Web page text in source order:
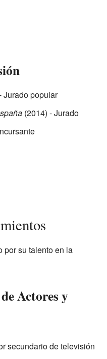
Jurado popular
(2014) - Jurado
por su talento en la
Actores y
secundario de televisión